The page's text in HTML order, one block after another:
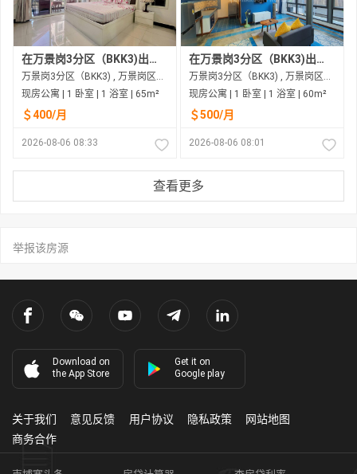
在万景岗3分区（BKK3)出租的现房公寓
万景岗3分区（BKK3) , 万景岗区（BKK) , 金边市
现房公寓 | 1 卧室 | 1 浴室 | 65m²
＄400/月
2026-08-06 08:33
在万景岗3分区（BKK3)出租的现房公寓
万景岗3分区（BKK3) , 万景岗区（BKK) , 金边市
现房公寓 | 1 卧室 | 1 浴室 | 60m²
＄500/月
2026-08-06 08:01
查看更多
举报该房源
Download on
the App Store
Get it on
Google play
关于我们 意见反馈 用户协议 隐私政策
网站地图
商务合作